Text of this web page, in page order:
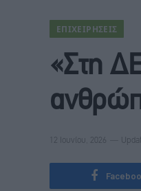
ΕΠΙΧΕΙΡΉΣΕΙΣ
«Στη
12 Ιουνίου, 2026